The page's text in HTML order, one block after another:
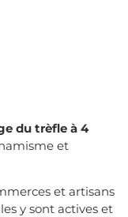
du trèfle à 4
et
et artisans
y sont actives et